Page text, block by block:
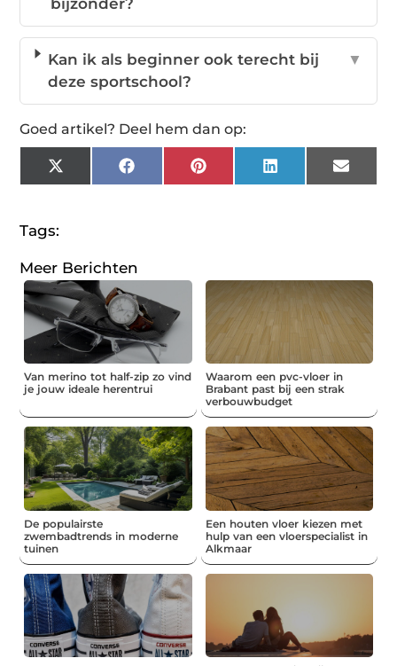
Kan ik als beginner ook terecht bij
deze sportschool?
▼
Goed artikel? Deel hem dan op:
X
(Twitter)
FacebookPinterestLinkedInEmail
Tags:
Meer Berichten
Van merino tot half-zip zo vind
je jouw ideale herentrui
Waarom een pvc-vloer in
Brabant past bij een strak
verbouwbudget
De populairste
zwembadtrends in moderne
tuinen
Een houten vloer kiezen met
hulp van een vloerspecialist in
Alkmaar